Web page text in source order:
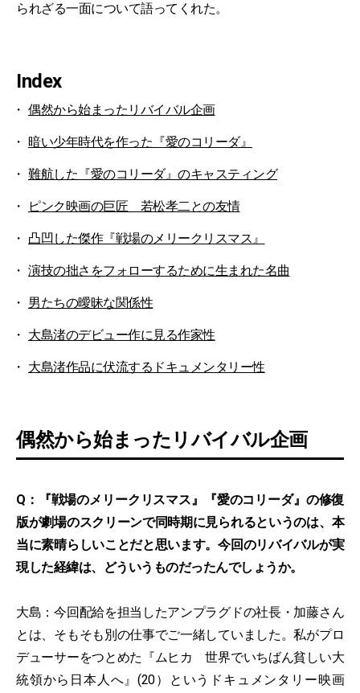
られざる一面について語ってくれた。
Index
偶然から始まったリバイバル企画
暗い少年時代を作った『愛のコリーダ』
難航した『愛のコリーダ』のキャスティング
ピンク映画の巨匠 若松孝二との友情
凸凹した傑作『戦場のメリークリスマス』
演技の拙さをフォローするために生まれた名曲
男たちの曖昧な関係性
大島渚のデビュー作に見る作家性
大島渚作品に伏流するドキュメンタリー性
偶然から始まったリバイバル企画
Q：『戦場のメリークリスマス』『愛のコリーダ』の修復
版が劇場のスクリーンで同時期に見られるというのは、本
当に素晴らしいことだと思います。今回のリバイバルが実
現した経緯は、どういうものだったんでしょうか。
大島：今回配給を担当したアンプラグドの社長・加藤さん
とは、そもそも別の仕事でご一緒していました。私がプロ
デューサーをつとめた『ムヒカ 世界でいちばん貧しい大
統領から日本人へ』(20）というドキュメンタリー映画